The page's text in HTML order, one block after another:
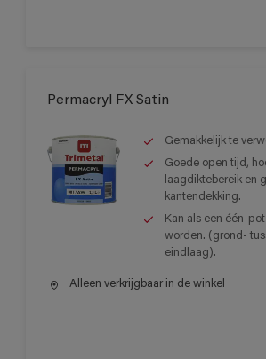
Permacryl FX Satin
Gemakkelijk te
Goede open tijd,
laagdiktebereik en
kantendekking.
Kan als een één-
worden. (grond-
eindlaag).
Alleen verkrijgbaar in de winkel